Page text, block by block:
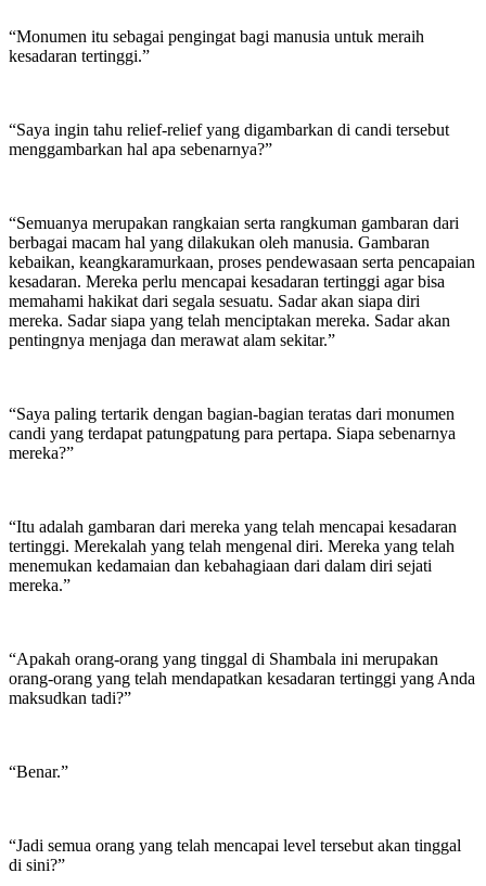
“Monumen itu sebagai pengingat bagi manusia untuk meraih
kesadaran tertinggi.”
“Saya ingin tahu relief-relief yang digambarkan di candi tersebut
menggambarkan hal apa sebenarnya?”
“Semuanya merupakan rangkaian serta rangkuman gambaran dari
berbagai macam hal yang dilakukan oleh manusia. Gambaran
kebaikan, keangkaramurkaan, proses pendewasaan serta pencapaian
kesadaran. Mereka perlu mencapai kesadaran tertinggi agar bisa
memahami hakikat dari segala sesuatu. Sadar akan siapa diri
mereka. Sadar siapa yang telah menciptakan mereka. Sadar akan
pentingnya menjaga dan merawat alam sekitar.”
“Saya paling tertarik dengan bagian-bagian teratas dari monumen
candi yang terdapat patungpatung para pertapa. Siapa sebenarnya
mereka?”
“Itu adalah gambaran dari mereka yang telah mencapai kesadaran
tertinggi. Merekalah yang telah mengenal diri. Mereka yang telah
menemukan kedamaian dan kebahagiaan dari dalam diri sejati
mereka.”
“Apakah orang-orang yang tinggal di Shambala ini merupakan
orang-orang yang telah mendapatkan kesadaran tertinggi yang Anda
maksudkan tadi?”
“Benar.”
“Jadi semua orang yang telah mencapai level tersebut akan tinggal
di sini?”